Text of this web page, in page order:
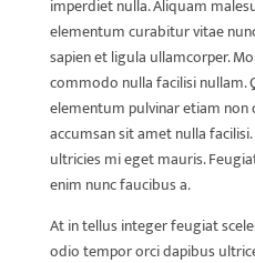
imperdiet nulla. Aliquam
elementum curabitur vitae
sapien et ligula ullamcorper.
commodo nulla facilisi nullam.
elementum pulvinar etiam
accumsan sit amet nulla
ultricies mi eget mauris.
enim nunc faucibus a.
At in tellus integer feugiat
odio tempor orci dapibus